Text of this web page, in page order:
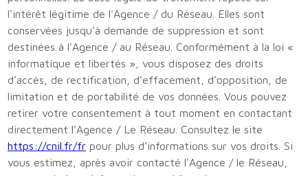
l'intérêt légitime de l'Agence / du Réseau. Elles sont
conservées jusqu'à demande de suppression et sont
destinées à l'Agence / au Réseau. Conformément à la loi «
informatique et libertés », vous disposez des droits
d’accès, de rectification, d’effacement, d’opposition, de
limitation et de portabilité de vos données. Vous pouvez
retirer votre consentement à tout moment en contactant
directement l’Agence / Le Réseau. Consultez le site
https://cnil.fr/fr pour plus d’informations sur vos droits. Si
vous estimez, après avoir contacté l'Agence / le Réseau,